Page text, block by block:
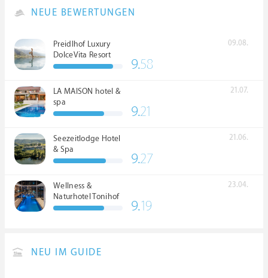
NEUE BEWERTUNGEN
Preidlhof Luxury
DolceVita Resort
*****
09.08.
9.58
LA MAISON hotel &
spa
21.07.
9.21
Seezeitlodge Hotel
& Spa
21.06.
9.27
Wellness &
Naturhotel Tonihof
****S
23.04.
9.19
NEU IM GUIDE